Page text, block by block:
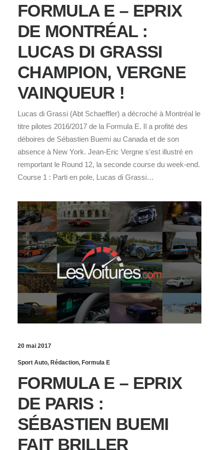
FORMULA E – EPRIX
DE MONTRÉAL :
LUCAS DI GRASSI
CHAMPION, VERGNE
VAINQUEUR !
Lucas di Grassi (Abt Schaeffler) a décroché à Montréal le
titre pilotes 2016/2017 de la Formula E. Il a profité des
déboires de Sébastien Buemi au Canada et de son
absence à New York. Jean-Eric Vergne s'est illustré en
remportant le Round 12, la seconde course du week-end.
Course 1 : Parti en pole, Lucas di Grassi…
20 mai 2017
Sport Auto, Rédaction, Formula E
FORMULA E – EPRIX
DE PARIS :
SÉBASTIEN BUEMI
FAIT BRILLER